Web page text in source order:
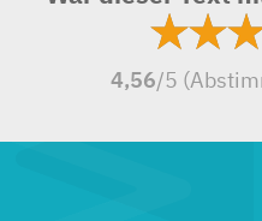
4,56/5